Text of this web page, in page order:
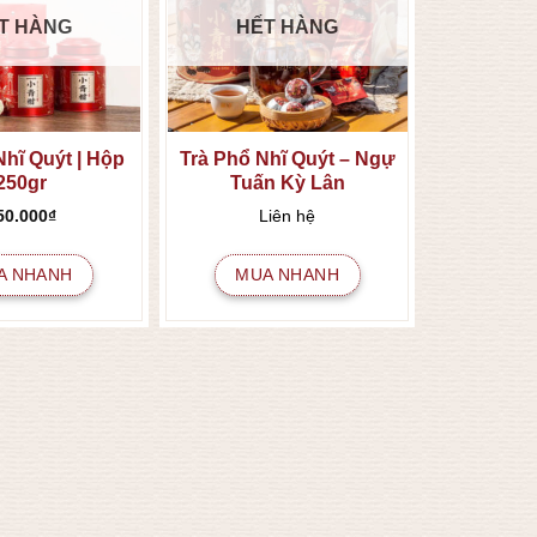
HÀNG
Quýt | Hộp
₫
NHANH
HẾT HÀNG
Trà Phổ Nhĩ Quýt – Ngự
Tuấn Kỳ Lân
Liên hệ
MUA NHANH